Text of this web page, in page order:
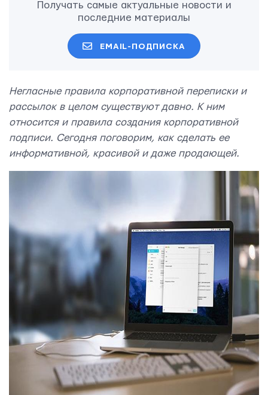
Получать самые актуальные новости и
последние материалы
EMAIL-ПОДПИСКА
Негласные правила корпоративной переписки и
рассылок в целом существуют давно. К ним
относится и правила создания корпоративной
подписи. Сегодня поговорим, как сделать ее
информативной, красивой и даже продающей.